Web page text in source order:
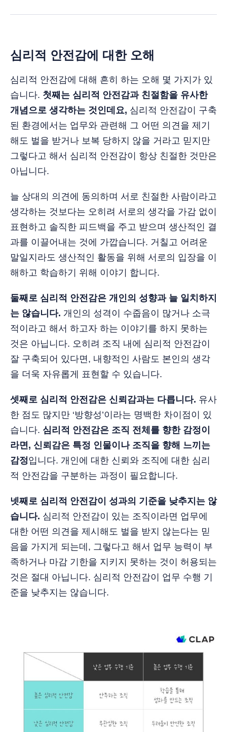
심리적 안전감에 대한 오해
심리적 안전감에 대해 흔히 하는 오해 몇 가지가 있
습니다. 첫째는 심리적 안전감과 친절함을 유사한
개념으로 생각하는 것인데요, 심리적 안전감이 구축
된 환경에서는 업무와 관련해 그 어떤 의견을 제기
해도 벌을 받거나 보복 당하지 않을 거라고 믿지만
그렇다고 해서 심리적 안전감이 항상 친절한 것만은
아닙니다.
늘 상대의 의견에 동의하며 서로 친절한 사람이라고
생각하는 것보다는 오히려 서로의 생각을 가감 없이
표현하고 솔직한 피드백을 주고 받으며 생산적인 결
과를 이끌어내는 것에 가깝습니다. 거칠고 어려운
말일지라도 생산적인 활동을 위해 서로의 입장을 이
해하고 학습하기 위해 이야기 합니다.
둘째로 심리적 안전감은 개인의 성향과 늘 일치하지
는 않습니다. 개인의 성격이 수줍음이 많거나 소극
적이라고 해서 하고자 하는 이야기를 하지 못하는
것은 아닙니다. 오히려 조직 내에 심리적 안전감이
잘 구축되어 있다면, 내향적인 사람도 본인의 생각
을 더욱 자유롭게 표현할 수 있습니다.
셋째로 심리적 안전감은 신뢰감과는 다릅니다. 유사
한 점도 많지만 ‘방향성’이라는 명백한 차이점이 있
습니다. 심리적 안전감은 조직 전체를 향한 감정이
라면, 신뢰감은 특정 인물이나 조직을 향해 느끼는
감정입니다. 개인에 대한 신뢰와 조직에 대한 심리
적 안전감을 구분하는 과정이 필요합니다.
넷째로 심리적 안전감이 성과의 기준을 낮추지는 않
습니다. 심리적 안전감이 있는 조직이라면 업무에
대한 어떤 의견을 제시해도 벌을 받지 않는다는 믿
음을 가지게 되는데, 그렇다고 해서 업무 능력이 부
족하거나 마감 기한을 지키지 못하는 것이 허용되는
것은 절대 아닙니다. 심리적 안전감이 업무 수행 기
준을 낮추지는 않습니다.